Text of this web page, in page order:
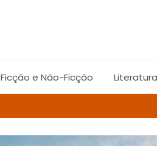
Ficção e Não-Ficção